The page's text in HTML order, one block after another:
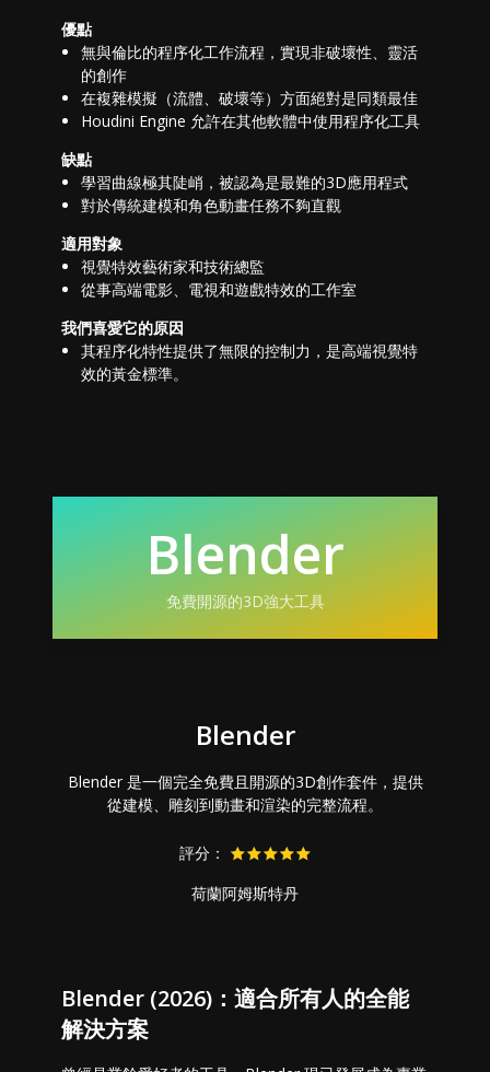
優點
無與倫比的程序化工作流程，實現非破壞性、靈活
的創作
在複雜模擬（流體、破壞等）方面絕對是同類最佳
Houdini Engine 允許在其他軟體中使用程序化工具
缺點
學習曲線極其陡峭，被認為是最難的3D應用程式
對於傳統建模和角色動畫任務不夠直觀
適用對象
視覺特效藝術家和技術總監
從事高端電影、電視和遊戲特效的工作室
我們喜愛它的原因
其程序化特性提供了無限的控制力，是高端視覺特
效的黃金標準。
Blender
免費開源的3D強大工具
Blender
Blender 是一個完全免費且開源的3D創作套件，提供
從建模、雕刻到動畫和渲染的完整流程。
評分：
荷蘭阿姆斯特丹
Blender (2026)：適合所有人的全能
解決方案